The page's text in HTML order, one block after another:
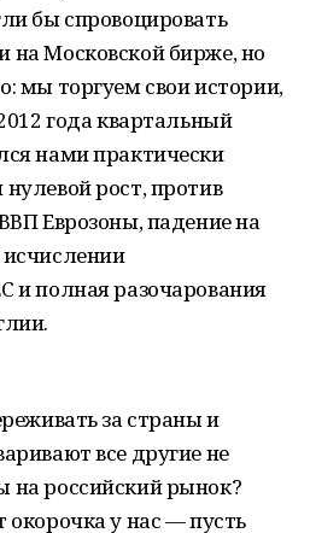
бы спровоцировать
на Московской бирже, но
мы торгуем свои истории,
года квартальный
нами практически
рост, против
Еврозоны, падение на
и полная разочарования
за страны и
все другие не
на российский рынок?
окорочка у нас — пусть